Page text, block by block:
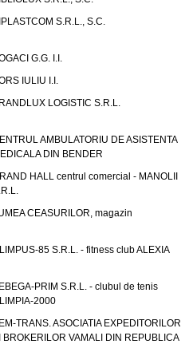
S.R.L., S.C.
G.G. I.I.
IULIU I.I.
LOGISTIC S.R.L.
AMBULATORIU DE ASISTENTA
DIN BENDER
HALL centrul comercial - MANOLII
CEASURILOR, magazin
85 S.R.L. - fitness club ALEXIA
PRIM S.R.L. - clubul de tenis
2000
TRANS. ASOCIATIA EXPEDITORILOR
BROKERILOR VAMALI DIN REPUBLICA